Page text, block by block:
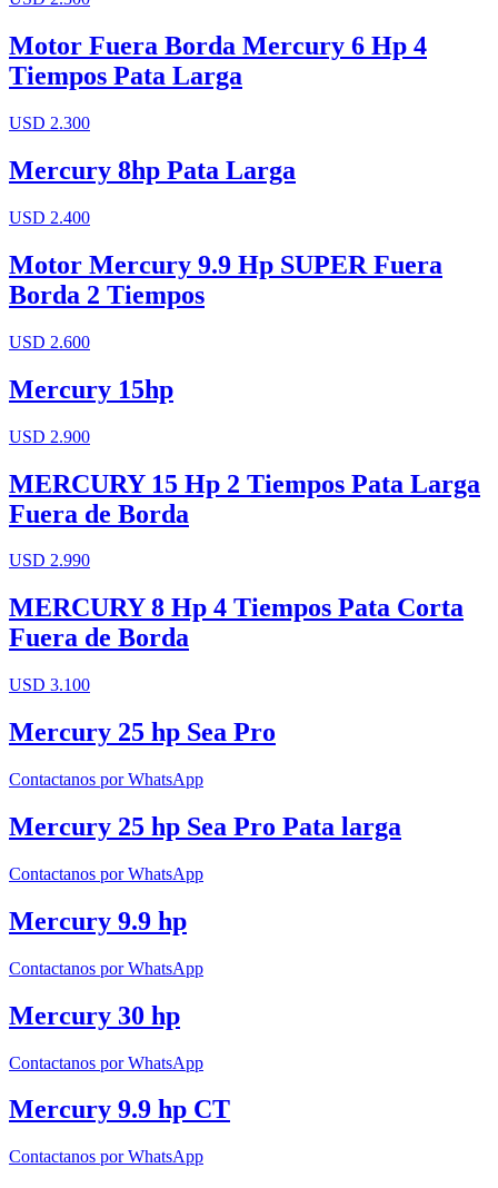
Motor Fuera Borda Mercury 6 Hp 4
Tiempos Pata Larga
USD 2.300
Mercury 8hp Pata Larga
USD 2.400
Motor Mercury 9.9 Hp SUPER Fuera
Borda 2 Tiempos
USD 2.600
Mercury 15hp
USD 2.900
MERCURY 15 Hp 2 Tiempos Pata Larga
Fuera de Borda
USD 2.990
MERCURY 8 Hp 4 Tiempos Pata Corta
Fuera de Borda
USD 3.100
Mercury 25 hp Sea Pro
Contactanos por WhatsApp
Mercury 25 hp Sea Pro Pata larga
Contactanos por WhatsApp
Mercury 9.9 hp
Contactanos por WhatsApp
Mercury 30 hp
Contactanos por WhatsApp
Mercury 9.9 hp CT
Contactanos por WhatsApp